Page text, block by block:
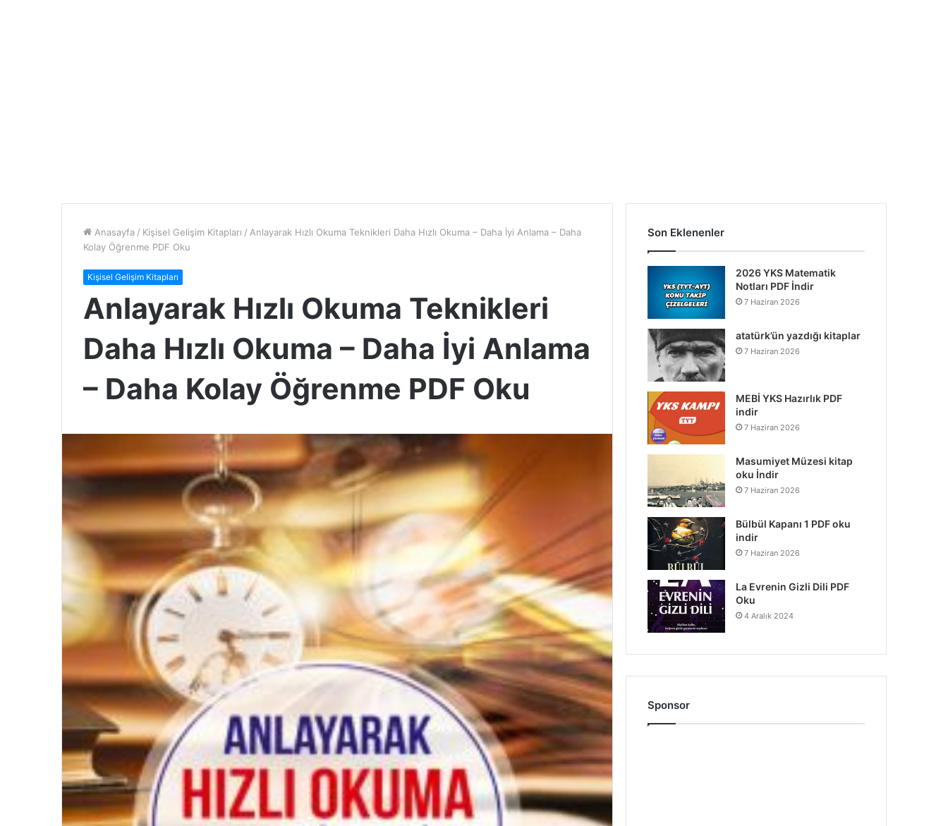
Anasayfa / Kişisel Gelişim Kitapları / Anlayarak Hızlı Okuma Teknikleri Daha Hızlı Okuma – Daha İyi Anlama – Daha
Kolay Öğrenme PDF Oku
Kişisel Gelişim Kitapları
Anlayarak Hızlı Okuma Teknikleri
Daha Hızlı Okuma – Daha İyi Anlama
– Daha Kolay Öğrenme PDF Oku
Son Eklenenler
2026 YKS Matematik
Notları PDF İndir
7 Haziran 2026
atatürk’ün yazdığı kitaplar
7 Haziran 2026
MEBİ YKS Hazırlık PDF
indir
7 Haziran 2026
Masumiyet Müzesi kitap
oku İndir
7 Haziran 2026
Bülbül Kapanı 1 PDF oku
indir
7 Haziran 2026
La Evrenin Gizli Dili PDF
Oku
4 Aralık 2024
Sponsor